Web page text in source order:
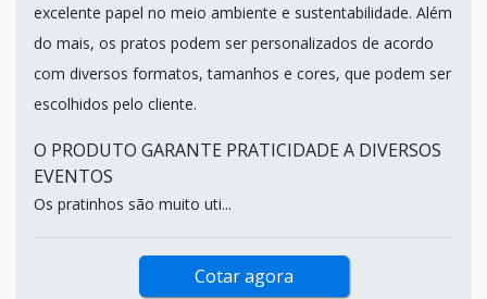
excelente papel no meio ambiente e sustentabilidade. Além
do mais, os pratos podem ser personalizados de acordo
com diversos formatos, tamanhos e cores, que podem ser
escolhidos pelo cliente.
O PRODUTO GARANTE PRATICIDADE A DIVERSOS
EVENTOS
Os pratinhos são muito uti...
Cotar agora